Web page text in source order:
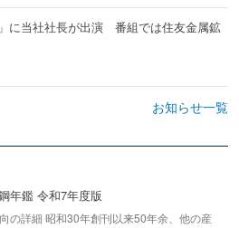
に当社社長が出演 番組では住友金属鉱
お知らせ一覧
年鑑 令和7年度版
の詳細 昭和30年創刊以来50年余、他の産